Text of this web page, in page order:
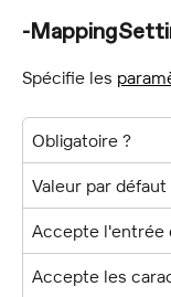
-
Spécifie les
Obligatoire ?
Valeur par défaut
Accepte l'entrée
Accepte les